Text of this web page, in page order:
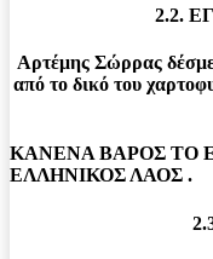
2.2.
Αρτέμης Σώρρας
από το δικό του
ΚΑΝΕΝΑ ΒΑΡΟΣ ΤΟ
ΕΛΛΗΝΙΚΟΣ ΛΑΟΣ .